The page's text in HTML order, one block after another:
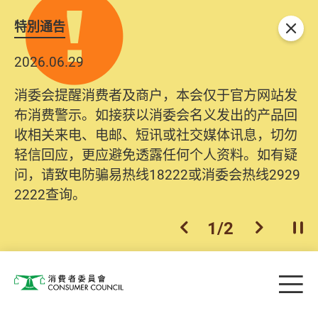
特別通告
2026.06.29
消委会提醒消费者及商户，本会仅于官方网站发
布消费警示。如接获以消委会名义发出的产品回
收相关来电、电邮、短讯或社交媒体讯息，切勿
轻信回应，更应避免透露任何个人资料。如有疑
问，请致电防骗易热线18222或消委会热线2929
2222查询。
上一个
1/2 下一个开
关闭
消费者委员会 目